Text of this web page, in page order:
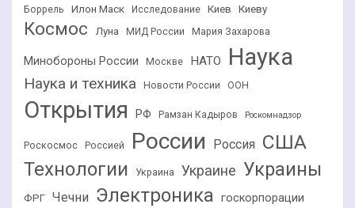
Боррель
Илон Маск Исследование Киев Киеву
Космос Луна МИД России Мария Захарова
Минобороны России Москве НАТО Наука
Наука и техника Новости России ООН
Открытия РФ Рамзан Кадыров Роскомнадзор
Роскосмос Россией России Россия США
Технологии Украина Украине Украины
ФРГ Чечни Электроника госкорпорации